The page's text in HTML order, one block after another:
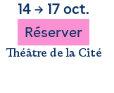
14 → 17 oct.
Réserver
Théâtre de la Cité